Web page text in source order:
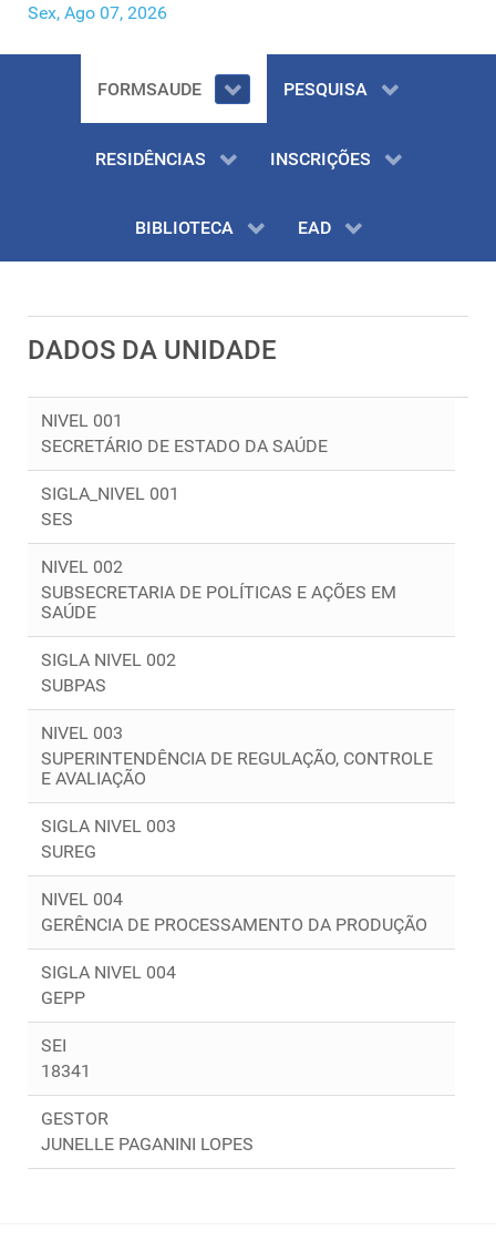
Sex, Ago 07, 2026
FORMSAUDE PESQUISA
RESIDÊNCIAS INSCRIÇÕES
BIBLIOTECA EAD
DADOS DA UNIDADE
NIVEL 001
SECRETÁRIO DE ESTADO DA SAÚDE
SIGLA_NIVEL 001
SES
NIVEL 002
SUBSECRETARIA DE POLÍTICAS E AÇÕES EM
SAÚDE
SIGLA NIVEL 002
SUBPAS
NIVEL 003
SUPERINTENDÊNCIA DE REGULAÇÃO, CONTROLE
E AVALIAÇÃO
SIGLA NIVEL 003
SUREG
NIVEL 004
GERÊNCIA DE PROCESSAMENTO DA PRODUÇÃO
SIGLA NIVEL 004
GEPP
SEI
18341
GESTOR
JUNELLE PAGANINI LOPES